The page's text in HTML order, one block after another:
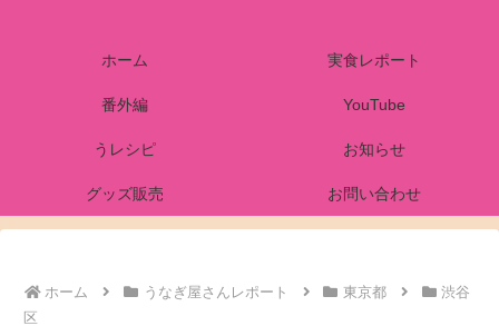
ホーム 実食レポート
番外編 YouTube
うレシピ お知らせ
グッズ販売 お問い合わせ
ホーム うなぎ屋さんレポート 東京都
渋谷
区